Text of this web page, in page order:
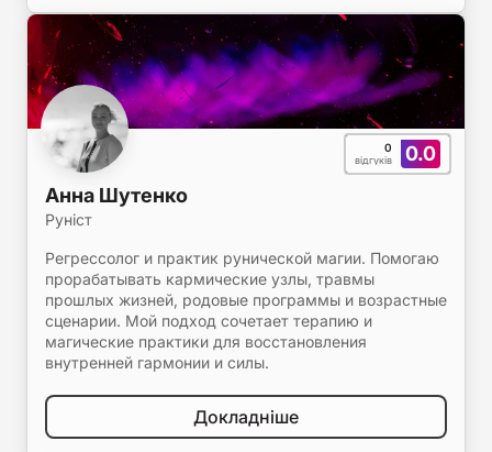
0.0
0
відгуків
Анна Шутенко
Руніст
Регрессолог и практик рунической магии. Помогаю
прорабатывать кармические узлы, травмы
прошлых жизней, родовые программы и возрастные
сценарии. Мой подход сочетает терапию и
магические практики для восстановления
внутренней гармонии и силы.
Докладніше